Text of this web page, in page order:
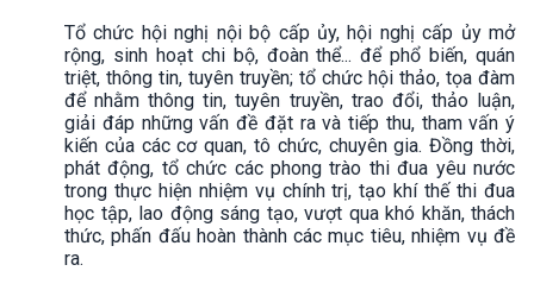
Tổ chức hội nghị nội bộ cấp ủy, hội nghị cấp ủy mở
rộng, sinh hoạt chi bộ, đoàn thể... để phổ biến, quán
triệt, thông tin, tuyên truyền; tổ chức hội thảo, tọa đàm
để nhằm thông tin, tuyên truyền, trao đổi, thảo luận,
giải đáp những vấn đề đặt ra và tiếp thu, tham vấn ý
kiến của các cơ quan, tô chức, chuyên gia. Đồng thời,
phát động, tổ chức các phong trào thi đua yêu nước
trong thực hiện nhiệm vụ chính trị, tạo khí thế thi đua
học tập, lao động sáng tạo, vượt qua khó khăn, thách
thức, phấn đấu hoàn thành các mục tiêu, nhiệm vụ đề
ra.